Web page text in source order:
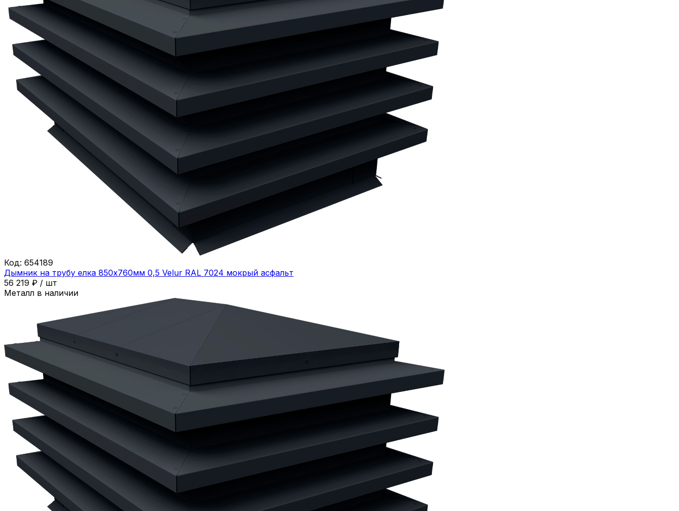
Код: 654189
Дымник на трубу елка 850х760мм 0,5 Velur RAL 7024 мокрый асфальт
56 219 ₽ / шт
Металл в наличии